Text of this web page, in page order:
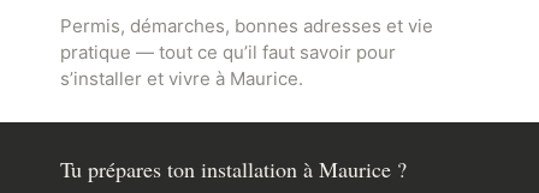
Permis, démarches, bonnes adresses et vie
pratique — tout ce qu’il faut savoir pour
s’installer et vivre à Maurice.
Tu prépares ton installation à Maurice ?